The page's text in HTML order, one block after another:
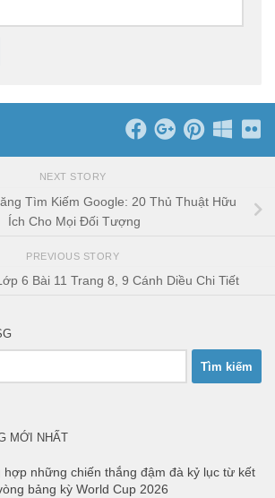
NEXT STORY
Tìm Kiếm Google: 20 Thủ Thuật Hữu
Ích Cho Mọi Đối Tượng
PREVIOUS STORY
6 Bài 11 Trang 8, 9 Cánh Diều Chi Tiết
MỚI NHẤT
hợp những chiến thắng đậm đà kỷ lục từ kết
bảng kỳ World Cup 2026